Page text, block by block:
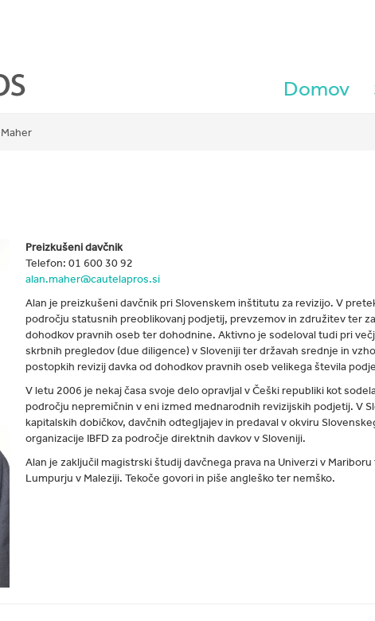
Domov
Preizkušeni davčnik
Telefon: 01 600 30 92
alan.maher@cautelapros.si
Alan je preizkušeni davčnik pri Slovenskem inštitutu za revizijo. V
področju statusnih preoblikovanj podjetij, prevzemov in združitev ter
dohodkov pravnih oseb ter dohodnine. Aktivno je sodeloval tudi pri
skrbnih pregledov (due diligence) v Sloveniji ter državah srednje in
postopkih revizij davka od dohodkov pravnih oseb velikega števila
V letu 2006 je nekaj časa svoje delo opravljal v Češki republiki kot
področju nepremičnin v eni izmed mednarodnih revizijskih podjetij. V
kapitalskih dobičkov, davčnih odtegljajev in predaval v okviru
organizacije IBFD za področje direktnih davkov v Sloveniji.
Alan je zaključil magistrski študij davčnega prava na Univerzi v
Lumpurju v Maleziji. Tekoče govori in piše angleško ter nemško.